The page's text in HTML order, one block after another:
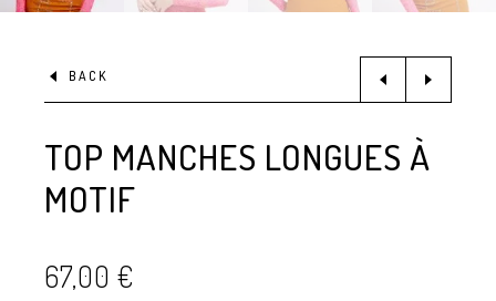
BACK
TOP MANCHES LONGUES À
MOTIF
67,00 €